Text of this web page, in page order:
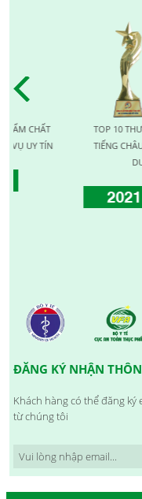
TOP 10 THƯƠNG
TIẾNG CHÂU Á –
ĐĂNG KÝ NHẬN
Khách hàng có thể đăng
từ chúng tôi